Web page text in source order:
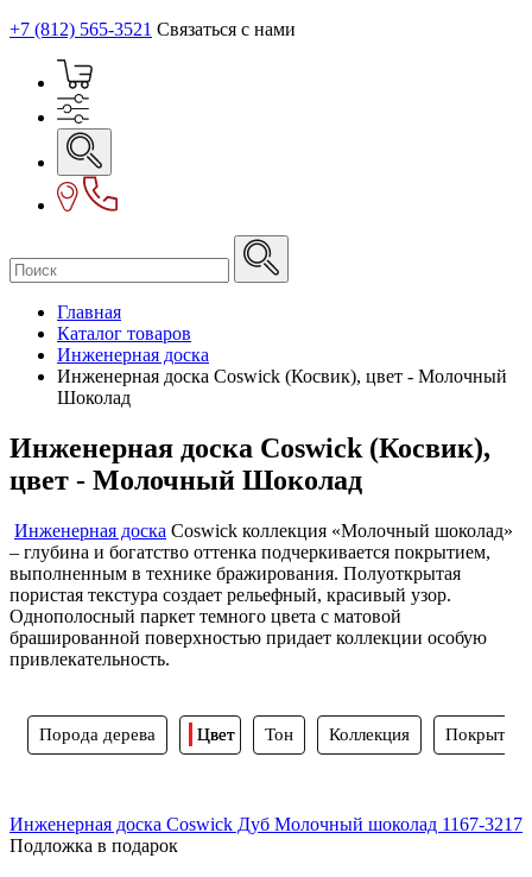
+7 (812) 565-3521 Связаться с нами
Главная
Каталог товаров
Инженерная доска
Инженерная доска Coswick (Косвик), цвет - Молочный
Шоколад
Инженерная доска Coswick (Косвик),
цвет - Молочный Шоколад
Инженерная доска Coswick коллекция «Молочный шоколад»
– глубина и богатство оттенка подчеркивается покрытием,
выполненным в технике бражирования. Полуоткрытая
пористая текстура создает рельефный, красивый узор.
Однополосный паркет темного цвета с матовой
брашированной поверхностью придает коллекции особую
привлекательность.
Порода дерева Цвет Тон Коллекция Покрытие
Инженерная доска Coswick Дуб Молочный шоколад 1167-3217
Подложка в подарок